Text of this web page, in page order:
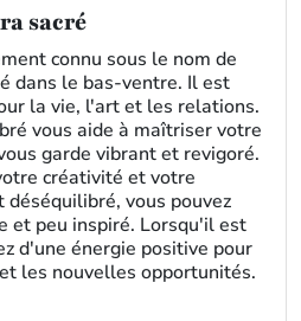
sacré
connu sous le nom de
dans le bas-ventre. Il est
la vie, l'art et les relations.
vous aide à maîtriser votre
garde vibrant et revigoré.
créativité et votre
vous pouvez
et peu inspiré. Lorsqu'il est
d'une énergie positive pour
les nouvelles opportunités.